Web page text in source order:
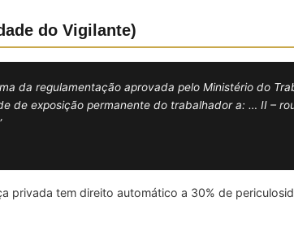
do Vigilante)
da regulamentação aprovada pelo Ministério do
de exposição permanente do trabalhador a: … II –
privada tem direito automático a 30% de